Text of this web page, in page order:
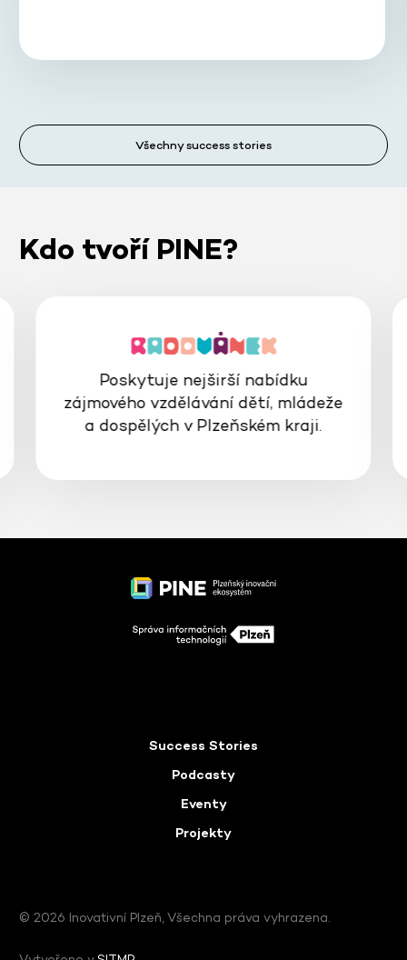
Všechny success stories
Kdo tvoří PINE?
Poskytuje nejširší nabídku
zájmového vzdělávání dětí, mládeže
a dospělých v Plzeňském kraji.
Success Stories
Podcasty
Eventy
Projekty
© 2026 Inovativní Plzeň, Všechna práva vyhrazena.